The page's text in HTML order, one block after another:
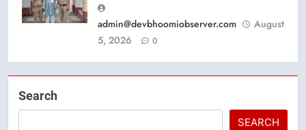
admin@devbhoomiobserver.com
August
5, 2026
0
Search
SEARCH